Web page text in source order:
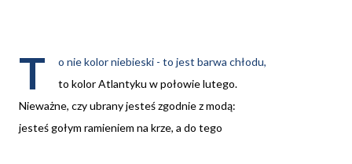
T
o nie kolor niebieski - to jest barwa chłodu,
to kolor Atlantyku w połowie lutego.
Nieważne, czy ubrany jesteś zgodnie z modą:
jesteś gołym ramieniem na krze, a do tego